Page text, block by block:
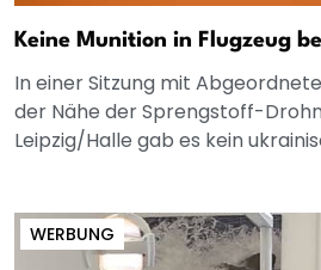
Keine Munition in Flugzeug
In einer Sitzung mit
der Nähe der Sprengstoff-
Leipzig/Halle gab es kein
WERBUNG